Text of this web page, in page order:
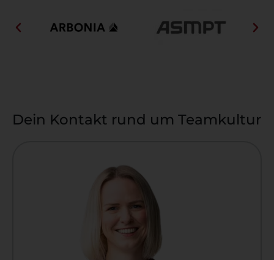
Dein Kontakt rund um Teamkultur